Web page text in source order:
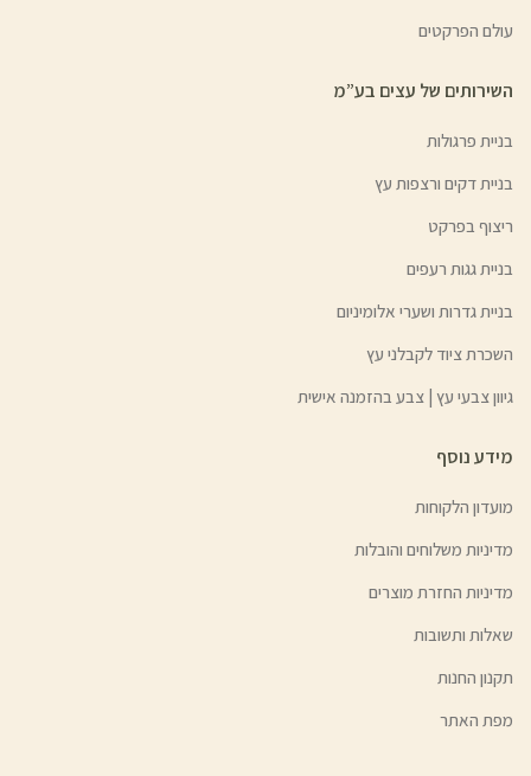
עולם הפרקטים
השירותים של עצים בע”מ
בניית פרגולות
בניית דקים ורצפות עץ
ריצוף בפרקט
בניית גגות רעפים
בניית גדרות ושערי אלומיניום
השכרת ציוד לקבלני עץ
גיוון צבעי עץ | צבע בהזמנה אישית
מידע נוסף
מועדון הלקוחות
מדיניות משלוחים והובלות
מדיניות החזרת מוצרים
שאלות ותשובות
תקנון החנות
מפת האתר